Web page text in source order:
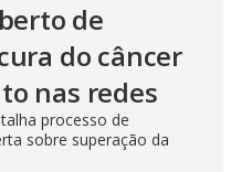
de
do câncer
nas redes
processo de
sobre superação da